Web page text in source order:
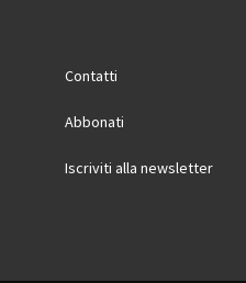
Contatti
Abbonati
Iscriviti alla newsletter